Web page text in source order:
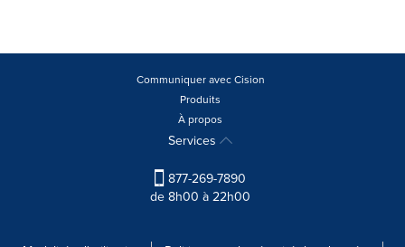
Communiquer avec Cision
Produits
À propos
Services
877-269-7890
de 8h00 à 22h00